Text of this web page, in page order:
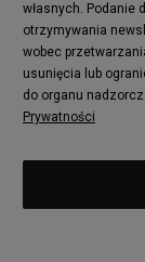
własnych. Podanie
otrzymywania
wobec
usunięcia lub
do organu
Prywatności